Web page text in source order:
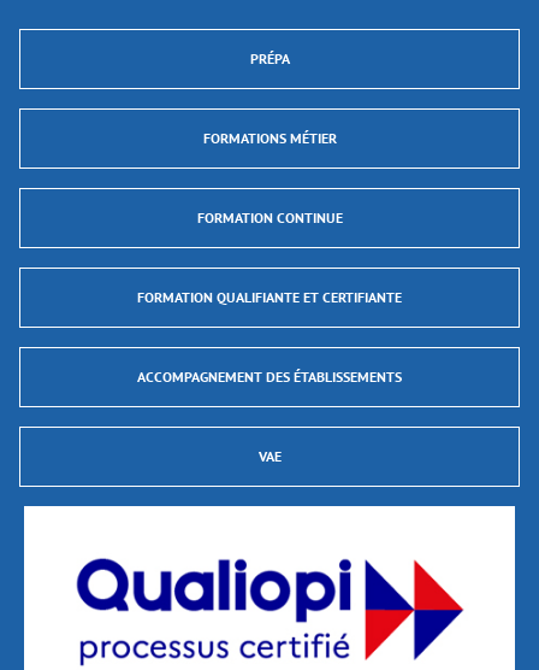
PRÉPA
FORMATIONS MÉTIER
FORMATION CONTINUE
FORMATION QUALIFIANTE ET CERTIFIANTE
ACCOMPAGNEMENT DES ÉTABLISSEMENTS
VAE